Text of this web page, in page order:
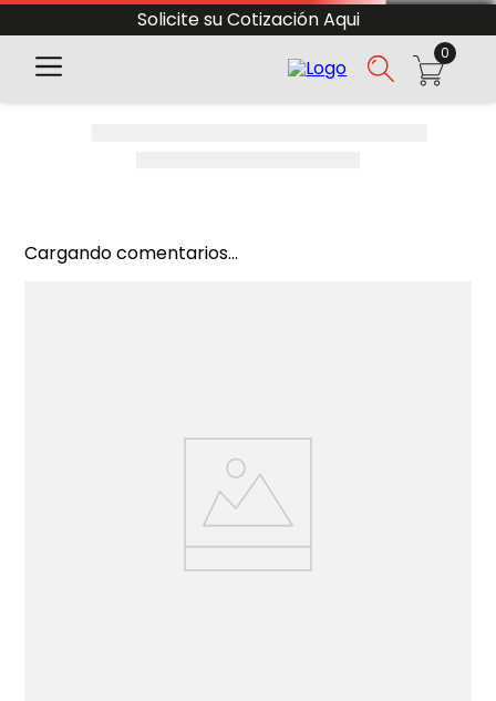
Solicite su Cotización Aqui
0
Cargando comentarios...